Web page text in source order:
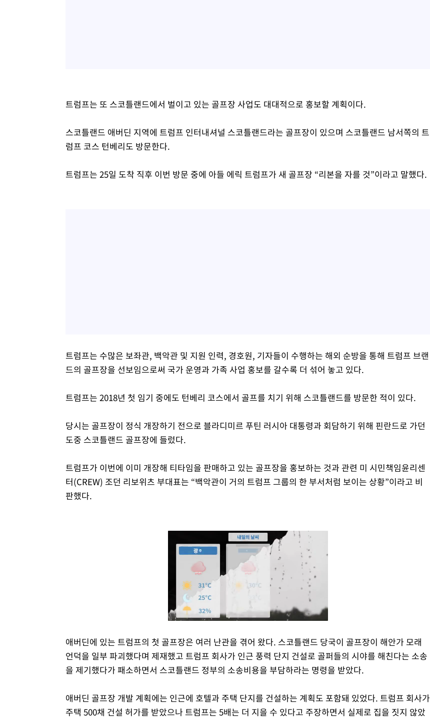
트럼프는 또 스코틀랜드에서 벌이고 있는 골프장 사업도 대대적으로 홍보할 계획이다.
스코틀랜드 애버딘 지역에 트럼프 인터내셔널 스코틀랜드라는 골프장이 있으며 스코틀랜드 남서쪽의 트
럼프 코스 턴베리도 방문한다.
트럼프는 25일 도착 직후 이번 방문 중에 아들 에릭 트럼프가 새 골프장 “리본을 자를 것”이라고 말했다.
트럼프는 수많은 보좌관, 백악관 및 지원 인력, 경호원, 기자들이 수행하는 해외 순방을 통해 트럼프 브랜
드의 골프장을 선보임으로써 국가 운영과 가족 사업 홍보를 갈수록 더 섞어 놓고 있다.
트럼프는 2018년 첫 임기 중에도 턴베리 코스에서 골프를 치기 위해 스코틀랜드를 방문한 적이 있다.
당시는 골프장이 정식 개장하기 전으로 블라디미르 푸틴 러시아 대통령과 회담하기 위해 핀란드로 가던
도중 스코틀랜드 골프장에 들렀다.
트럼프가 이번에 이미 개장해 티타임을 판매하고 있는 골프장을 홍보하는 것과 관련 미 시민책임윤리센
터(CREW) 조던 리보위츠 부대표는 “백악관이 거의 트럼프 그룹의 한 부서처럼 보이는 상황”이라고 비
판했다.
Mute
애버딘에 있는 트럼프의 첫 골프장은 여러 난관을 겪어 왔다. 스코틀랜드 당국이 골프장이 해안가 모래
언덕을 일부 파괴했다며 제재했고 트럼프 회사가 인근 풍력 단지 건설로 골퍼들의 시야를 해친다는 소송
을 제기했다가 패소하면서 스코틀랜드 정부의 소송비용을 부담하라는 명령을 받았다.
애버딘 골프장 개발 계획에는 인근에 호텔과 주택 단지를 건설하는 계획도 포함돼 있었다. 트럼프 회사가
주택 500채 건설 허가를 받았으나 트럼프는 5배는 더 지을 수 있다고 주장하면서 실제로 집을 짓지 않았